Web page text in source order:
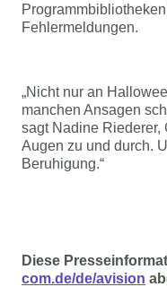
Fehlermeldungen.
„Nicht nur an
manchen Ansagen
sagt Nadine Riederer,
Augen zu und durch.
Beruhigung.“
Diese
com.de/de/avision